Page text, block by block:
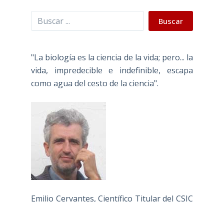
Buscar Buscar
"La biología es la ciencia de la vida; pero... la
vida, impredecible e indefinible, escapa
como agua del cesto de la ciencia".
Emilio Cervantes, Científico Titular del CSIC